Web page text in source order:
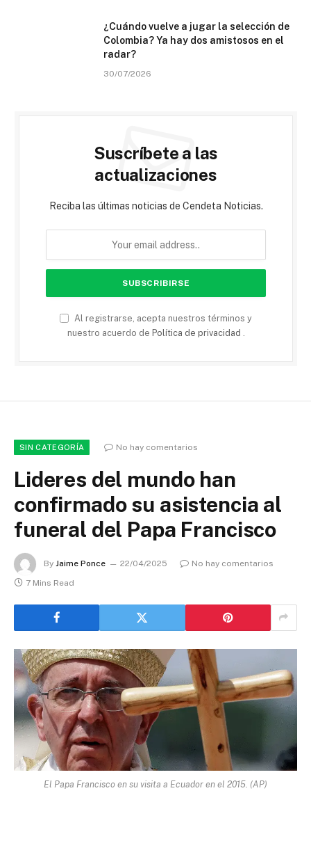
¿Cuándo vuelve a jugar la selección de
Colombia? Ya hay dos amistosos en el
radar?
30/07/2026
Suscríbete a las
actualizaciones
Reciba las últimas noticias de Cendeta Noticias.
Al registrarse, acepta nuestros términos y
nuestro acuerdo de Política de privacidad
SIN CATEGORÍA No hay comentarios
Lideres del mundo han
confirmado su asistencia al
funeral del Papa Francisco
By Jaime Ponce 22/04/2025
No hay comentarios
7 Mins Read
El Papa Francisco en su visita a Ecuador en el 2015. (AP)